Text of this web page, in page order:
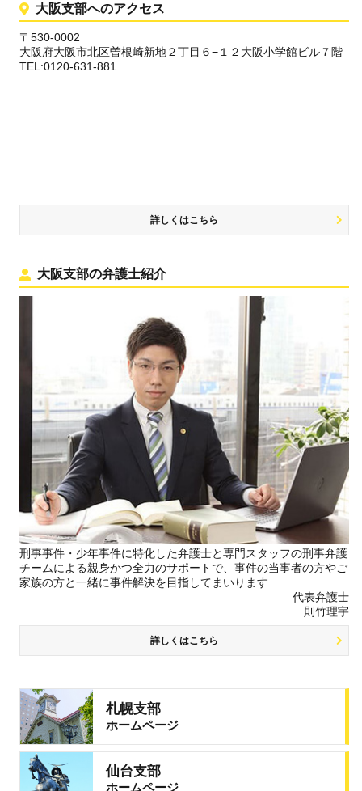
大阪支部へのアクセス
〒530-0002
大阪府大阪市北区曽根崎新地２丁目６−１２大阪小学館ビル７階
TEL:0120-631-881
詳しくはこちら
大阪支部の弁護士紹介
刑事事件・少年事件に特化した弁護士と専門スタッフの刑事弁護
チームによる親身かつ全力のサポートで、事件の当事者の方やご
家族の方と一緒に事件解決を目指してまいります
代表弁護士
則竹理宇
詳しくはこちら
札幌支部
ホームページ
仙台支部
ホームページ